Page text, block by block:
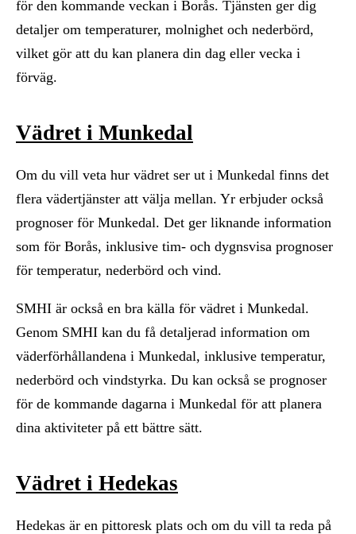
för den kommande veckan i Borås. Tjänsten ger dig
detaljer om temperaturer, molnighet och nederbörd,
vilket gör att du kan planera din dag eller vecka i
förväg.
Vädret i Munkedal
Om du vill veta hur vädret ser ut i Munkedal finns det
flera vädertjänster att välja mellan. Yr erbjuder också
prognoser för Munkedal. Det ger liknande information
som för Borås, inklusive tim- och dygnsvisa prognoser
för temperatur, nederbörd och vind.
SMHI är också en bra källa för vädret i Munkedal.
Genom SMHI kan du få detaljerad information om
väderförhållandena i Munkedal, inklusive temperatur,
nederbörd och vindstyrka. Du kan också se prognoser
för de kommande dagarna i Munkedal för att planera
dina aktiviteter på ett bättre sätt.
Vädret i Hedekas
Hedekas är en pittoresk plats och om du vill ta reda på